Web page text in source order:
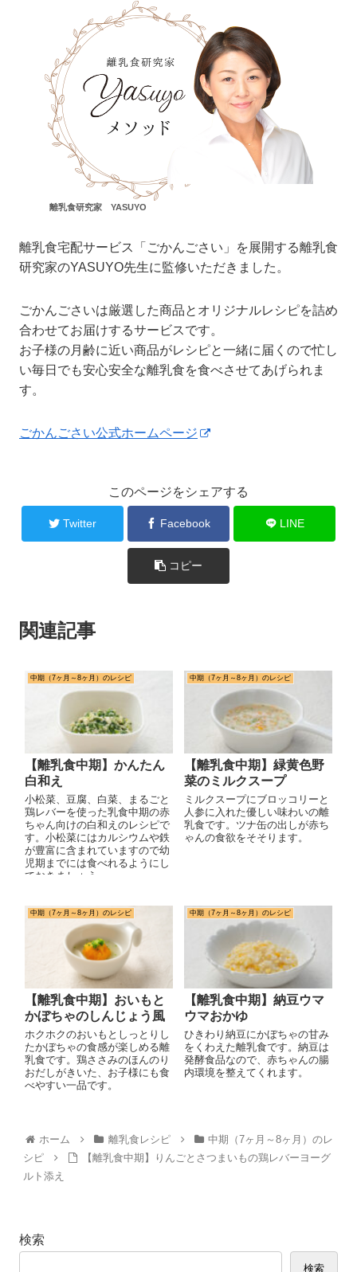
離乳食研究家 YASUYO
離乳食宅配サービス「ごかんごさい」を展開する離乳食
研究家のYASUYO先生に監修いただきました。
ごかんごさいは厳選した商品とオリジナルレシピを詰め
合わせてお届けするサービスです。
お子様の月齢に近い商品がレシピと一緒に届くので忙し
い毎日でも安心安全な離乳食を食べさせてあげられま
す。
ごかんごさい公式ホームページ
このページをシェアする
Twitter Facebook LINE
コピー
関連記事
中期（7ヶ月～8ヶ月）のレシピ
【離乳食中期】かんたん
白和え
小松菜、豆腐、白菜、まるごと
鶏レバーを使った乳食中期の赤
ちゃん向けの白和えのレシピで
す。小松菜にはカルシウムや鉄
が豊富に含まれていますので幼
児期までには食べれるようにし
ておきましょう。
中期（7ヶ月～8ヶ月）のレシピ
【離乳食中期】緑黄色野
菜のミルクスープ
ミルクスープにブロッコリーと
人参に入れた優しい味わいの離
乳食です。ツナ缶の出しが赤ち
ゃんの食欲をそそります。
中期（7ヶ月～8ヶ月）のレシピ
【離乳食中期】おいもと
かぼちゃのしんじょう風
ホクホクのおいもとしっとりし
たかぼちゃの食感が楽しめる離
乳食です。鶏ささみのほんのり
おだしがきいた、お子様にも食
べやすい一品です。
中期（7ヶ月～8ヶ月）のレシピ
【離乳食中期】納豆ウマ
ウマおかゆ
ひきわり納豆にかぼちゃの甘み
をくわえた離乳食です。納豆は
発酵食品なので、赤ちゃんの腸
内環境を整えてくれます。
ホーム 離乳食レシピ
中期（7ヶ月～8ヶ月）のレ
シピ
【離乳食中期】りんごとさつまいもの鶏レバーヨーグ
ルト添え
検索
検索